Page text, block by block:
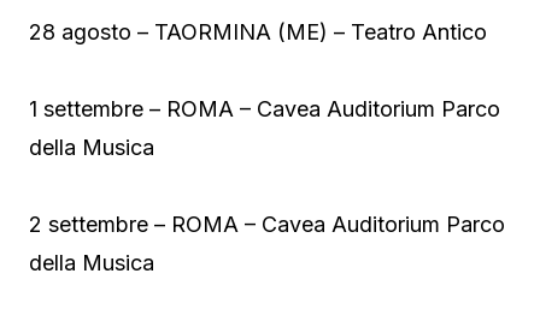
28 agosto – TAORMINA (ME) – Teatro Antico
1 settembre – ROMA – Cavea Auditorium Parco
della Musica
2 settembre – ROMA – Cavea Auditorium Parco
della Musica